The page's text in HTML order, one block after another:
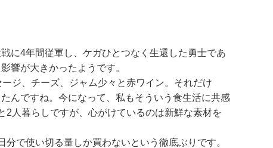
に4年間従軍し、ケガひとつなく生還した勇士であ
響が大きかったようです。
ジ、チーズ、ジャム少々と赤ワイン。それだけ
んですね。今になって、私もそういう食生活に共感
人暮らしですが、心がけているのは新鮮な素材を
で使い切る量しか買わないという徹底ぶりです。